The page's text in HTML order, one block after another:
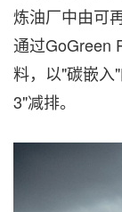
炼油厂中由可
通过GoGreen
料，以"碳嵌入
3"减排。